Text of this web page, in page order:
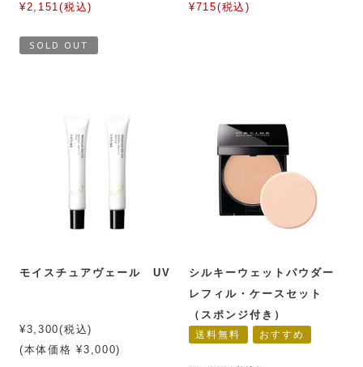
¥2,151(税込)
SOLD OUT
¥715(税込)
モイスチュアヴェール UV
¥3,300(税込)
(本体価格 ¥3,000)
シルキーウェットパウダー
レフィル・ケースセット
（スポンジ付き）
送料無料 おすすめ